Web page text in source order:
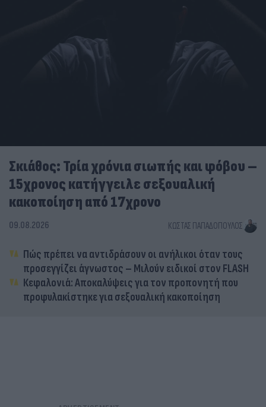
Σκιάθος: Τρία χρόνια σιωπής και φόβου –
15χρονος κατήγγειλε σεξουαλική
κακοποίηση από 17χρονο
09.08.2026 ΚΏΣΤΑΣ ΠΑΠΑΔΌΠΟΥΛΟΣ
Πώς πρέπει να αντιδράσουν οι ανήλικοι όταν τους
προσεγγίζει άγνωστος – Μιλούν ειδικοί στον FLASH
Κεφαλονιά: Αποκαλύψεις για τον προπονητή που
προφυλακίστηκε για σεξουαλική κακοποίηση